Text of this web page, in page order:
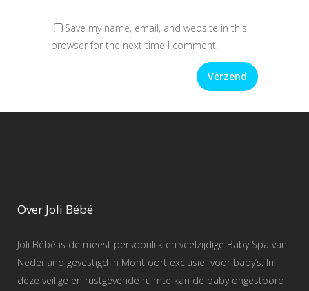
Save my name, email, and website in this
browser for the next time I comment.
Over Joli Bébé
Joli Bébé is de meest persoonlijk en veelzijdige Baby Spa van
Nederland gevestigd in Montfoort exclusief voor baby’s. In
deze veilige en rustgevende ruimte kan de baby ongestoord